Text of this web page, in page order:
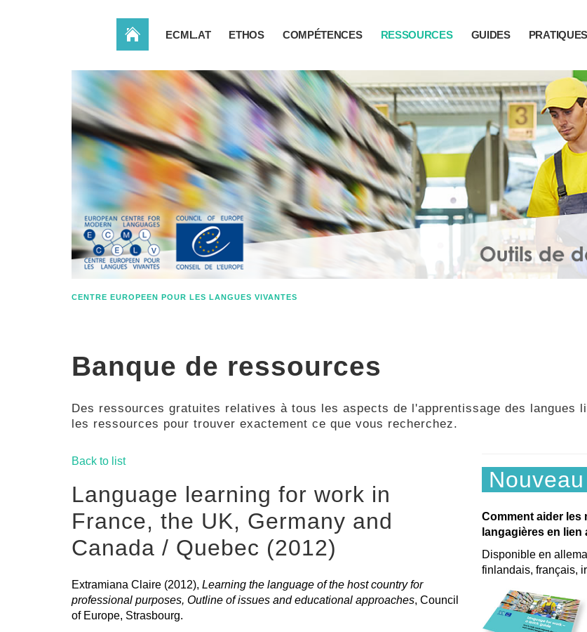
ACCUEIL ECML.AT ETHOS COMPÉTENCES RESSOURCES GUIDES PRATIQUES
CENTRE EUROPEEN POUR LES LANGUES VIVANTES
Banque de ressources
Des ressources gratuites relatives à tous les aspects de l'apprentissage des langues
les ressources pour trouver exactement ce que vous recherchez.
Back to list
Language learning for work in
France, the UK, Germany and
Canada / Quebec (2012)
Extramiana Claire (2012), Learning the language of the host country for
professional purposes, Outline of issues and educational approaches, Council
of Europe, Strasbourg.
Nouveau
Comment aider les
langagières en lien
Disponible en
finlandais, français,